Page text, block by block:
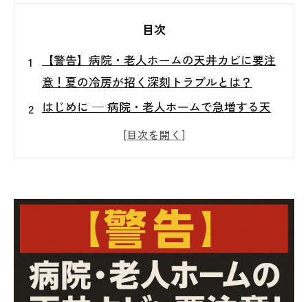
目次
【警告】病院・老人ホームの天井カビに要注
意！夏の冷房が招く深刻トラブルとは？
はじめに ─ 病院・老人ホームで急増する天
夏場の冷房が招く“結露カビ”のメカニズム
カビがもたらす健康リスクと施設運営への影
見逃しがちなカビ発生のサインと初期症状
放置が招く二次被害 ─ 修繕コストとイメー